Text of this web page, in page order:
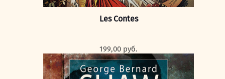
Les Contes
199,00 руб.